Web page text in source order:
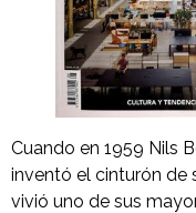
Cuando en 1959 Nils
inventó el cinturón de
vivió uno de sus